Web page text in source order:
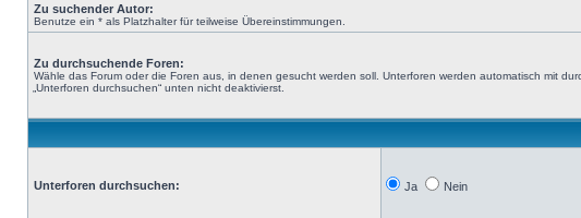
Zu suchender Autor:
Benutze ein * als Platzhalter für teilweise Übereinstimmungen.
Zu durchsuchende Foren:
Wähle das Forum oder die Foren aus, in denen gesucht werden soll. Unterforen werden automatisch mit
„Unterforen durchsuchen“ unten nicht deaktivierst.
Unterforen durchsuchen: Ja Nein